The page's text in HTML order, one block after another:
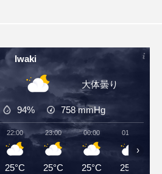
Iwaki
大体曇り
94% 758mmHg
22:00
25°C
23:00
25°C
00:00
25°C
01:00
25°C
›